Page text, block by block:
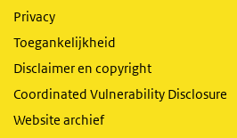
Privacy
Toegankelijkheid
Disclaimer en copyright
Coordinated Vulnerability Disclosure
Website archief